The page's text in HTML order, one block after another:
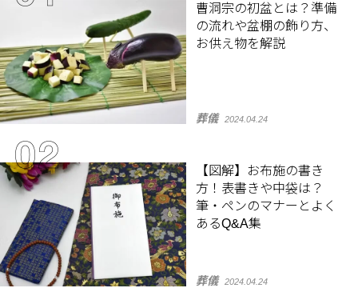
曹洞宗の初盆とは？準備
の流れや盆棚の飾り方、
お供え物を解説
葬儀 2024.04.24
【図解】お布施の書き
方！表書きや中袋は？
筆・ペンのマナーとよく
あるQ&A集
葬儀 2024.04.24